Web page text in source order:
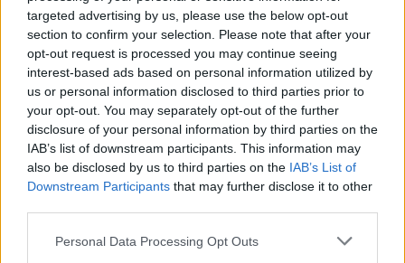
targeted advertising by us, please use the below opt-out
section to confirm your selection. Please note that after your
opt-out request is processed you may continue seeing
interest-based ads based on personal information utilized by
us or personal information disclosed to third parties prior to
your opt-out. You may separately opt-out of the further
disclosure of your personal information by third parties on the
IAB’s list of downstream participants. This information may
also be disclosed by us to third parties on the IAB’s List of
Downstream Participants that may further disclose it to other
Personal Data Processing Opt Outs
SOS (Șoșoacă)
POT (Gavrilă)
PACE (Peia)
Acțiunea Conservatoare (Târziu)
PDF (Lazarus)
PUSL (D. Voiculescu)
PNȚCD (Pavelescu)
PNCR (Terheș)
Partidul Patrioților (Surugiu)